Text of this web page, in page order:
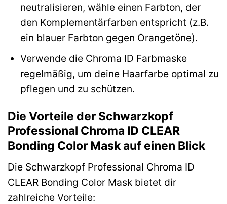
neutralisieren, wähle einen Farbton, der
den Komplementärfarben entspricht (z.B.
ein blauer Farbton gegen Orangetöne).
Verwende die Chroma ID Farbmaske
regelmäßig, um deine Haarfarbe optimal zu
pflegen und zu schützen.
Die Vorteile der Schwarzkopf
Professional Chroma ID CLEAR
Bonding Color Mask auf einen Blick
Die Schwarzkopf Professional Chroma ID
CLEAR Bonding Color Mask bietet dir
zahlreiche Vorteile: